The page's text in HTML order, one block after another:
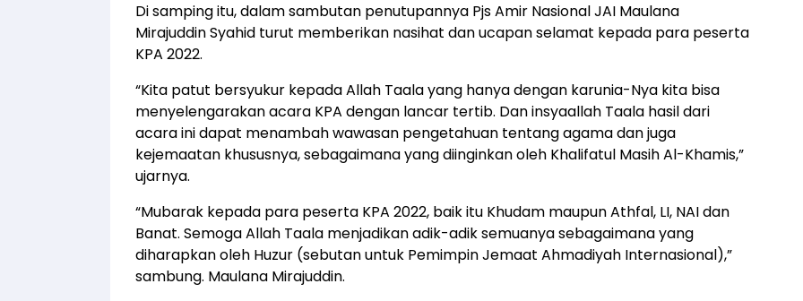
Di samping itu, dalam sambutan penutupannya Pjs Amir Nasional JAI Maulana
Mirajuddin Syahid turut memberikan nasihat dan ucapan selamat kepada para peserta
KPA 2022.
“Kita patut bersyukur kepada Allah Taala yang hanya dengan karunia-Nya kita bisa
menyelengarakan acara KPA dengan lancar tertib. Dan insyaallah Taala hasil dari
acara ini dapat menambah wawasan pengetahuan tentang agama dan juga
kejemaatan khususnya, sebagaimana yang diinginkan oleh Khalifatul Masih Al-Khamis,”
ujarnya.
“Mubarak kepada para peserta KPA 2022, baik itu Khudam maupun Athfal, LI, NAI dan
Banat. Semoga Allah Taala menjadikan adik-adik semuanya sebagaimana yang
diharapkan oleh Huzur (sebutan untuk Pemimpin Jemaat Ahmadiyah Internasional),”
sambung. Maulana Mirajuddin.